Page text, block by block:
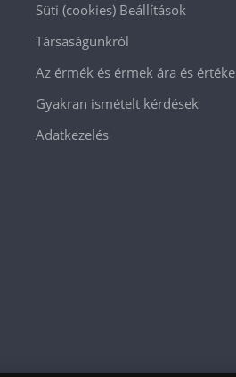
Süti (cookies) Beállítások
Társaságunkról
Az érmék és érmek ára és értéke
Gyakran ismételt kérdések
Adatkezelés